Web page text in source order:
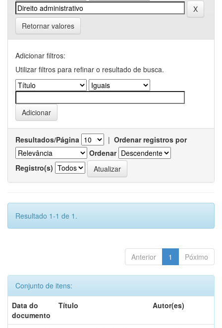
Retornar valores
Adicionar filtros:
Utilizar filtros para refinar o resultado de busca.
Resultados/Página | Ordenar registros por
Ordenar
Registro(s)
Resultado 1-1 de 1.
Anterior 1 Póximo
Conjunto de itens:
Data do
documento
Título Autor(es)